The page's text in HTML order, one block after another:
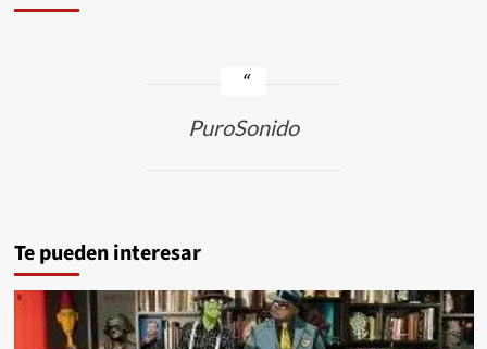
PuroSonido
Te pueden interesar